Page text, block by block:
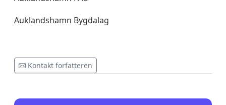
Auklandshamn Bygdalag
Kontakt forfatteren